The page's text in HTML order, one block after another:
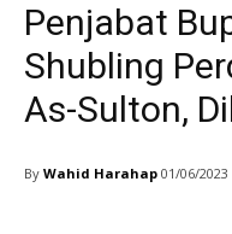
Penjabat
Shubling
As-Sulton,
By Wahid Harahap 01/06/2023